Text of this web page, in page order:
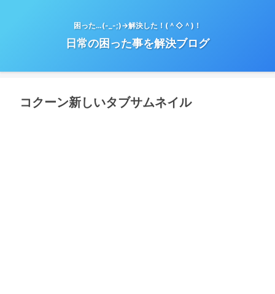
困った…(-_-;)→解決した！(＾◇＾)！
日常の困った事を解決ブログ
コクーン新しいタブサムネイル